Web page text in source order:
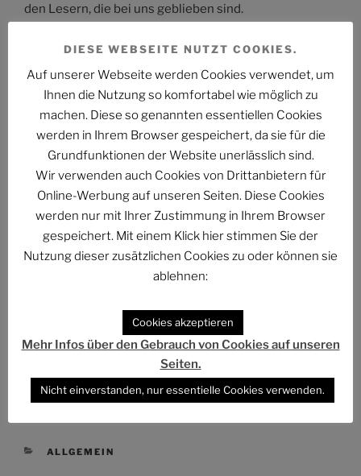
den Lesern, die bei uns geblieben sind.
Bis bald!
STAR COMMAND COMMUNIQUÉ
Redaktion
teilen teilen
patreon spenden
RSS-feed
Das Projekt bei Telegram
KATEGORIEN
ALLGEMEIN
DIESE WEBSEITE NUTZT COOKIES.
Auf unserer Webseite werden Cookies verwendet, um
Ihnen die Nutzung so komfortabel wie möglich zu
machen. Diese so genannten essentiellen Cookies
werden in Ihrem Browser gespeichert, da sie für die
Grundfunktionen der Website unerlässlich sind.
Wir verwenden auch Cookies von Drittanbietern für
Online-Werbung auf unseren Seiten. Diese Cookies
werden nur mit Ihrer Zustimmung in Ihrem Browser
gespeichert. Mit einem Klick hier stimmen Sie der
Nutzung dieser zusätzlichen Cookies zu oder können sie
ablehnen:
Cookies akzeptieren
Mehr Infos über den Gebrauch von Cookies auf unseren
Seiten.
Nicht einverstanden, nur essentielle Cookies verwenden.